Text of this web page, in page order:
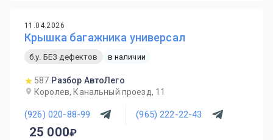
11.04.2026
Крышка багажника универсал
б.у. БЕЗ дефектов в наличии
587 Разбор АвтоЛего
Королев, Канальный проезд, 11
(926) 020-88-99 (965) 222-22-43
25 000